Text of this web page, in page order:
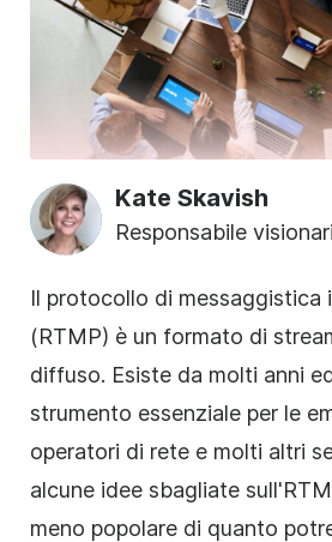
Kate Skavish
Responsabile
Il protocollo di messaggistica
(RTMP) è un formato di
diffuso. Esiste da molti anni
strumento essenziale per le
operatori di rete e molti altri
alcune idee sbagliate
meno popolare di quanto